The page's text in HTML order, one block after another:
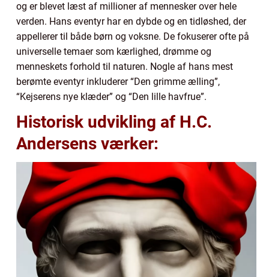
og er blevet læst af millioner af mennesker over hele
verden. Hans eventyr har en dybde og en tidløshed, der
appellerer til både børn og voksne. De fokuserer ofte på
universelle temaer som kærlighed, drømme og
menneskets forhold til naturen. Nogle af hans mest
berømte eventyr inkluderer “Den grimme ælling”,
“Kejserens nye klæder” og “Den lille havfrue”.
Historisk udvikling af H.C.
Andersens værker: